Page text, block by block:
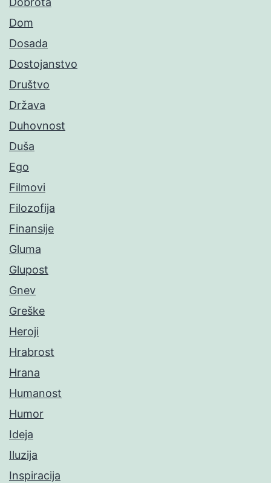
Dom
Dosada
Dostojanstvo
Društvo
Država
Duhovnost
Duša
Ego
Filmovi
Filozofija
Finansije
Gluma
Glupost
Gnev
Greške
Heroji
Hrabrost
Hrana
Humanost
Humor
Ideja
Iluzija
Inspiracija